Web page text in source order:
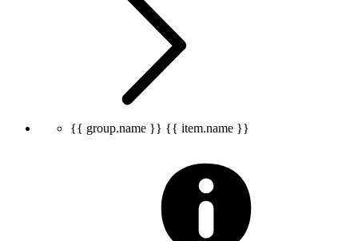
{{ group.name }} {{ item.name }}